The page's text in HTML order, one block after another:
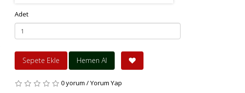
Adet
Sepete Ekle Hemen Al
0 yorum /Yorum Yap